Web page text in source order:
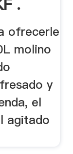
.
ofrecerle
molino
y
el
agitado